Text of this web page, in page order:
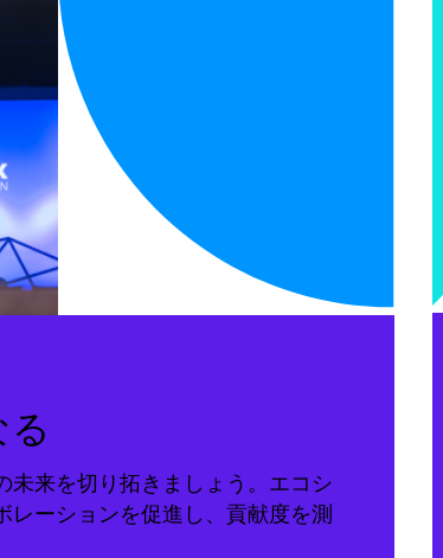
未来を切り拓きましょう。エコシ
レーションを促進し、貢献度を測